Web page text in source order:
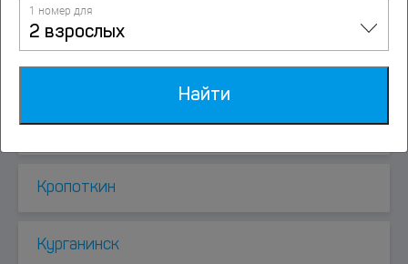
Казачий
Кореновск
Краснопартизанское
Кропоткин
Курганинск
1 номер для
2 взрослых
Найти